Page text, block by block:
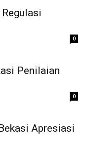
0
Penilaian
0
Apresiasi